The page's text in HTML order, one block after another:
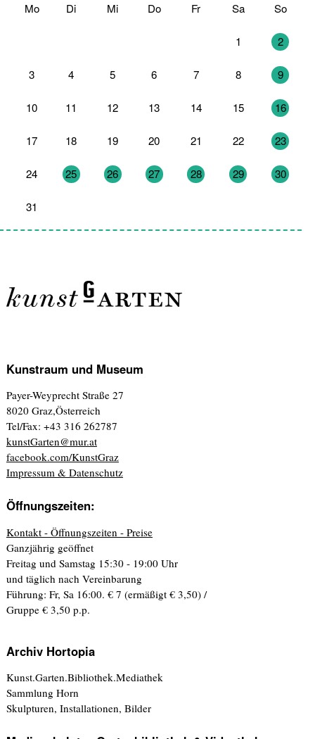
Mo Di Mi Do Fr Sa So
1 2
3 4 5 6 7 8 9
10 11 12 13 14 15 16
17 18 19 20 21 22 23
24 25 26 27 28 29 30
31
Kunstraum und Museum
Payer-Weyprecht Straße 27
8020 Graz,Österreich
Tel/Fax: +43 316 262787
kunstGarten@mur.at
facebook.com/KunstGraz
Impressum & Datenschutz
Öffnungszeiten:
Kontakt - Öffnungszeiten - Preise
Ganzjährig geöffnet
Freitag und Samstag 15:30 - 19:00 Uhr
und täglich nach Vereinbarung
Führung: Fr, Sa 16:00. € 7 (ermäßigt € 3,50) /
Gruppe € 3,50 p.p.
Archiv Hortopia
Kunst.Garten.Bibliothek.Mediathek
Sammlung Horn
Skulpturen, Installationen, Bilder